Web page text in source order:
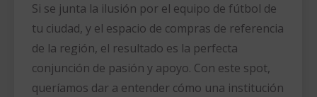
Si se junta la ilusión por el equipo de fútbol de
tu ciudad, y el espacio de compras de referencia
de la región, el resultado es la perfecta
conjunción de pasión y apoyo. Con este spot,
queríamos dar a entender cómo una institución